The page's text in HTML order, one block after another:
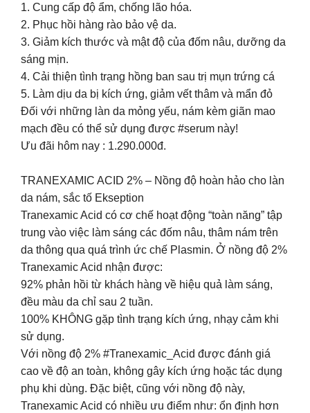
1. Cung cấp độ ẩm, chống lão hóa.
2. Phục hồi hàng rào bảo vệ da.
3. Giảm kích thước và mật độ của đốm nâu, dưỡng da
sáng mịn.
4. Cải thiện tình trạng hồng ban sau trị mụn trứng cá
5. Làm dịu da bị kích ứng, giảm vết thâm và mẩn đỏ
Đối với những làn da mỏng yếu, nám kèm giãn mao
mạch đều có thể sử dụng được #serum này!
Ưu đãi hôm nay : 1.290.000đ.
TRANEXAMIC ACID 2% – Nồng độ hoàn hảo cho làn
da nám, sắc tố Ekseption
Tranexamic Acid có cơ chế hoạt động “toàn năng” tập
trung vào việc làm sáng các đốm nâu, thâm nám trên
da thông qua quá trình ức chế Plasmin. Ở nồng độ 2%
Tranexamic Acid nhận được:
92% phản hồi từ khách hàng về hiệu quả làm sáng,
đều màu da chỉ sau 2 tuần.
100% KHÔNG gặp tình trạng kích ứng, nhạy cảm khi
sử dụng.
Với nồng độ 2% #Tranexamic_Acid được đánh giá
cao về độ an toàn, không gây kích ứng hoặc tác dụng
phụ khi dùng. Đặc biệt, cũng với nồng độ này,
Tranexamic Acid có nhiều ưu điểm như: ổn định hơn